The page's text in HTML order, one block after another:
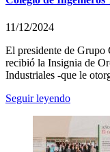
11/12/2024
El presidente de
recibió la Insignia de
Industriales -que le
Seguir leyendo